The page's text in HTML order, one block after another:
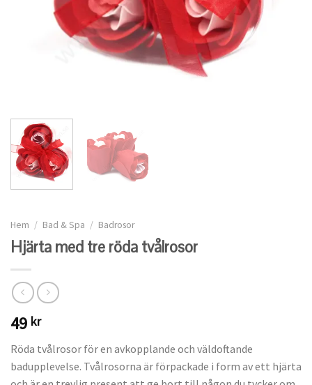
Hem / Bad & Spa / Badrosor
Hjärta med tre röda tvålrosor
49 kr
Röda tvålrosor för en avkopplande och väldoftande
badupplevelse. Tvålrosorna är förpackade i form av ett hjärta